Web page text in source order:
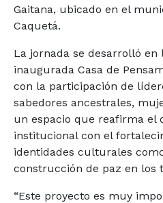
Gaitana, ubicado en el
Caquetá.
La jornada se desarrolló
inaugurada Casa de
con la participación de
sabedores ancestrales,
un espacio que reafirma el
institucional con el
identidades culturales
construcción de paz en los
“Este proyecto es muy